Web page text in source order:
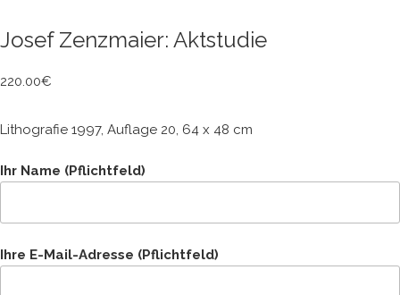
Josef Zenzmaier: Aktstudie
220.00€
Lithografie 1997, Auflage 20, 64 x 48 cm
Ihr Name (Pflichtfeld)
Ihre E-Mail-Adresse (Pflichtfeld)